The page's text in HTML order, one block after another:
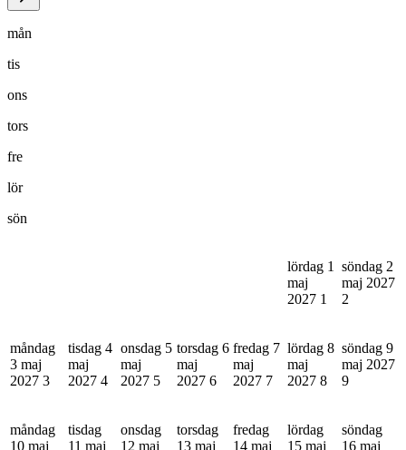
mån
tis
ons
tors
fre
lör
sön
lördag 1
maj
2027 1
söndag 2
maj 2027
2
måndag
3 maj
2027 3
tisdag 4
maj
2027 4
onsdag 5
maj
2027 5
torsdag 6
maj
2027 6
fredag 7
maj
2027 7
lördag 8
maj
2027 8
söndag 9
maj 2027
9
måndag
10 maj
tisdag
11 maj
onsdag
12 maj
torsdag
13 maj
fredag
14 maj
lördag
15 maj
söndag
16 maj